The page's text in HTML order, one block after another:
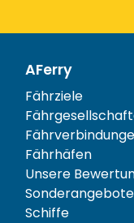
AFerry
Fährziele
Fährhäfen
Unsere
Sonderangebote
Schiffe